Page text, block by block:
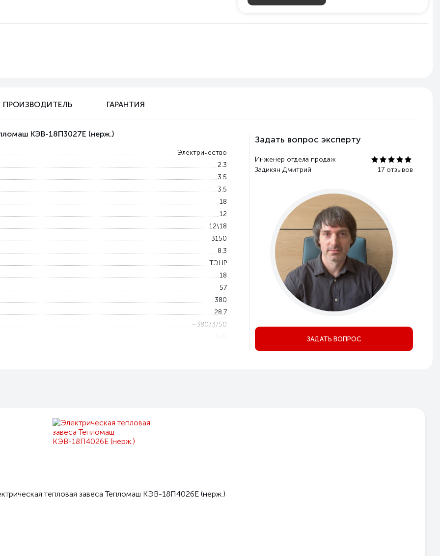
ПРОИЗВОДИТЕЛЬ ГАРАНТИЯ
Задать вопрос эксперту
Инженер отдела продаж
Задикян Дмитрий
17 отзывов
ЗАДАТЬ ВОПРОС
КЭВ-18П3027E (нерж.)
Электричество
2.3
3.5
3.5
18
12
12\18
3150
8.3
ТЭНР
18
57
380
28.7
~380/3/50
Пульт HL10 с электронным термостатом
тепловая завеса Тепломаш КЭВ-18П4026E (нерж.)